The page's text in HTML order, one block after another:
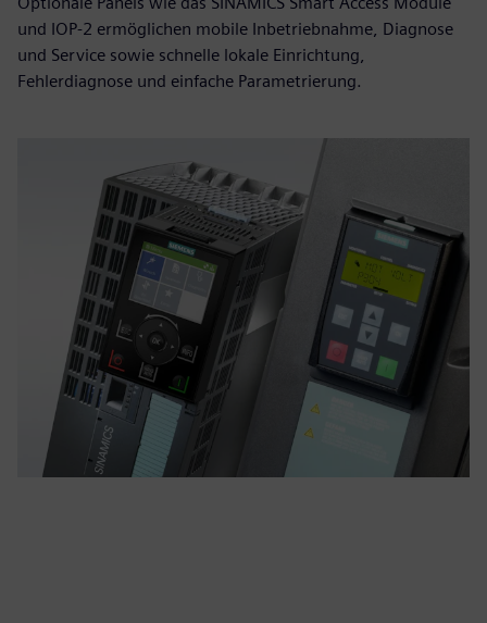
und IOP-2 ermöglichen mobile Inbetriebnahme, Diagnose
und Service sowie schnelle lokale Einrichtung,
Fehlerdiagnose und einfache Parametrierung.